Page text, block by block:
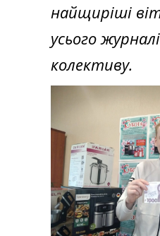
найщиріші
усього
колективу.